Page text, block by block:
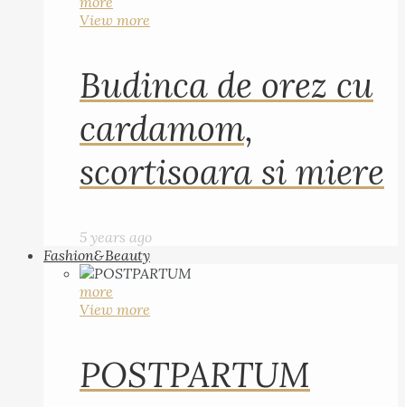
View more
Budinca de orez cu
cardamom,
scortisoara si miere
5 years ago
Fashion&Beauty
more
View more
POSTPARTUM